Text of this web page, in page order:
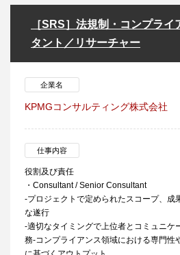
［SRS］法規制・コンプラ
タント／リサーチャー
企業名
KPMGコンサルティング株式会社
仕事内容
役割及び責任
・Consultant / Senior Consultant
-プロジェクトで定められたスコープ、成
な遂行
-適切なタイミングで上位者とコミュニケ
務-コンプライアンス領域における専門性